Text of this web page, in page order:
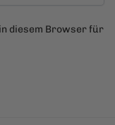
diesem Browser für